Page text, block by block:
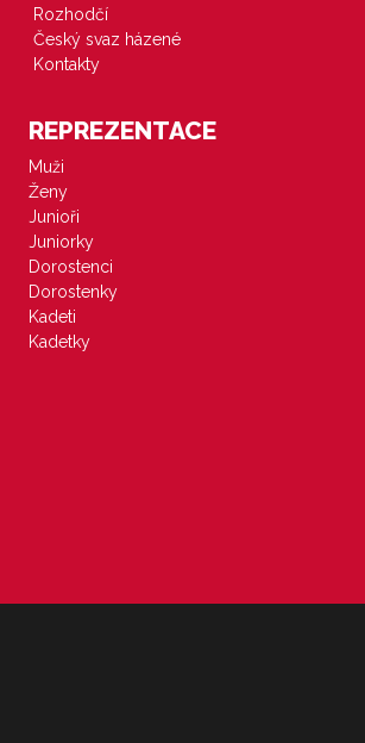
Rozhodčí
Český svaz házené
Kontakty
REPREZENTACE
Muži
Ženy
Junioři
Juniorky
Dorostenci
Dorostenky
Kadeti
Kadetky